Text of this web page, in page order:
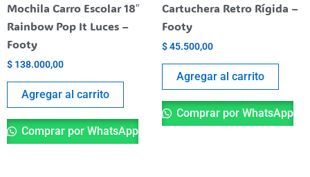
Mochila Carro Escolar 18″
Rainbow Pop It Luces –
Footy
$ 138.000,00
Agregar al carrito
Comprar por WhatsApp
Cartuchera Retro Rígida –
Footy
$45.500,00
Agregar al carrito
Comprar por WhatsApp